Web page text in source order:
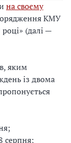
на своєму
КМУ
(далі —
яким
із двома
серпня;